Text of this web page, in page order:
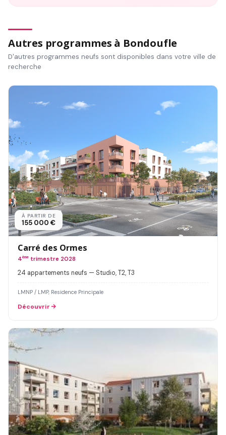
Autres programmes à Bondoufle
D'autres programmes neufs sont disponibles dans votre ville de
recherche
À PARTIR DE
155 000 €
Carré des Ormes
4ème trimestre 2028
24 appartements neufs — Studio, T2, T3
LMNP / LMP, Residence Principale
Découvrir